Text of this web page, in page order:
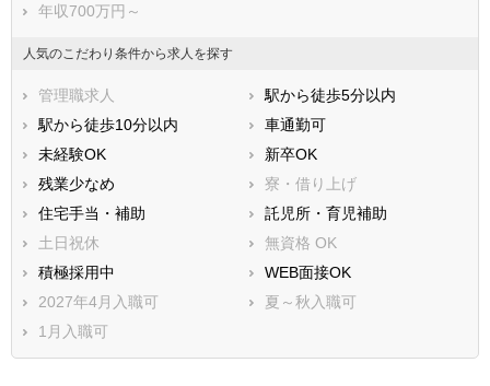
年収700万円～
人気のこだわり条件から求人を探す
管理職求人
駅から徒歩5分以内
駅から徒歩10分以内
車通勤可
未経験OK
新卒OK
残業少なめ
寮・借り上げ
住宅手当・補助
託児所・育児補助
土日祝休
無資格 OK
積極採用中
WEB面接OK
2027年4月入職可
夏～秋入職可
1月入職可